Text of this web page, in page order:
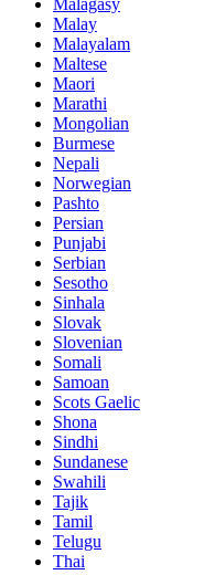
Malay
Malayalam
Maltese
Maori
Marathi
Mongolian
Burmese
Nepali
Norwegian
Pashto
Persian
Punjabi
Serbian
Sesotho
Sinhala
Slovak
Slovenian
Somali
Samoan
Scots Gaelic
Shona
Sindhi
Sundanese
Swahili
Tajik
Tamil
Telugu
Thai